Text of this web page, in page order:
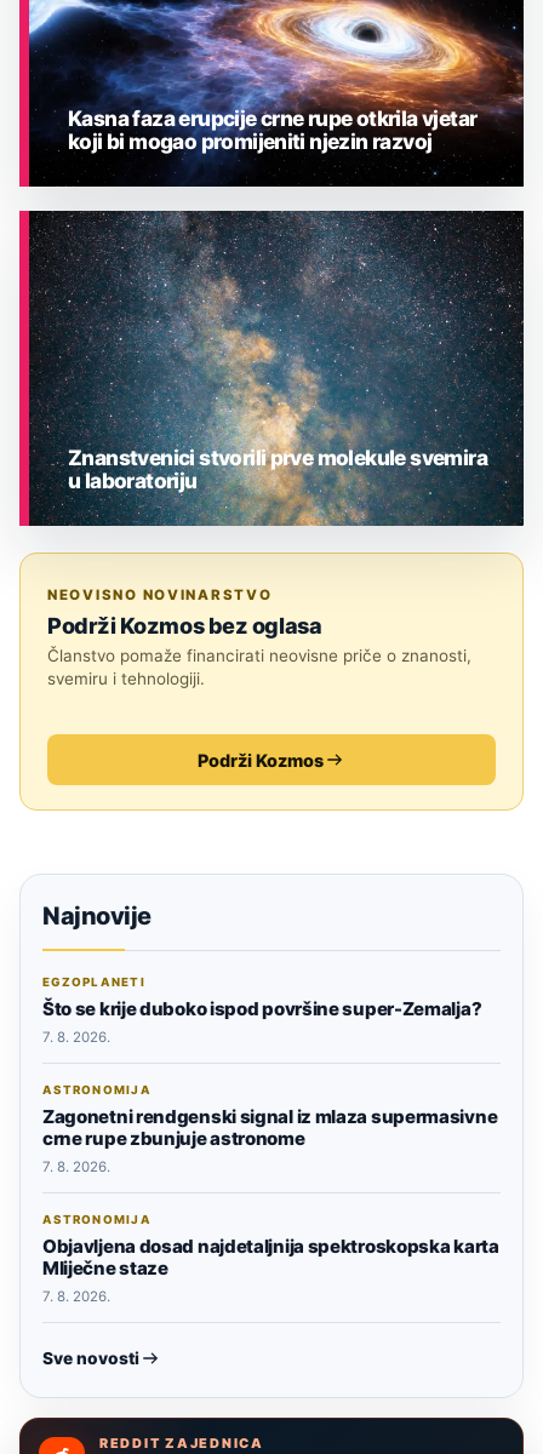
ASTRONOMIJA
Kasna faza erupcije crne rupe otkrila vjetar
koji bi mogao promijeniti njezin razvoj
Znanstvenici stvorili prve molekule svemira
u laboratoriju
NEOVISNO NOVINARSTVO
Podrži Kozmos bez oglasa
Članstvo pomaže financirati neovisne priče o znanosti,
svemiru i tehnologiji.
Podrži Kozmos
Najnovije
EGZOPLANETI
Što se krije duboko ispod površine super-Zemalja?
7. 8. 2026.
ASTRONOMIJA
Zagonetni rendgenski signal iz mlaza supermasivne
crne rupe zbunjuje astronome
7. 8. 2026.
ASTRONOMIJA
Objavljena dosad najdetaljnija spektroskopska karta
Mliječne staze
7. 8. 2026.
Sve novosti
REDDIT ZAJEDNICA